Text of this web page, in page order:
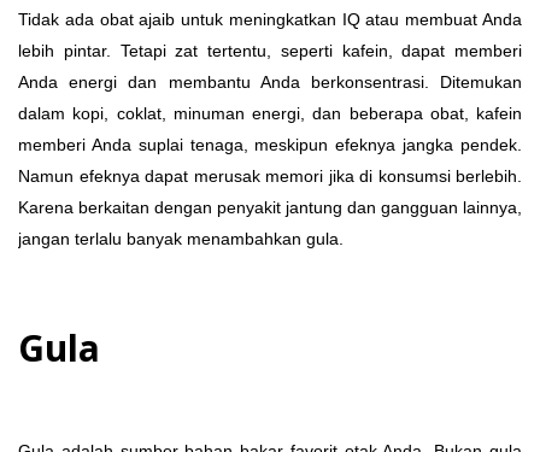
Tidak ada obat ajaib untuk meningkatkan IQ atau membuat Anda
lebih pintar. Tetapi zat tertentu, seperti kafein, dapat memberi
Anda energi dan membantu Anda berkonsentrasi. Ditemukan
dalam kopi, coklat, minuman energi, dan beberapa obat, kafein
memberi Anda suplai tenaga, meskipun efeknya jangka pendek.
Namun efeknya dapat merusak memori jika di konsumsi berlebih.
Karena berkaitan dengan penyakit jantung dan gangguan lainnya,
jangan terlalu banyak menambahkan gula.
Gula